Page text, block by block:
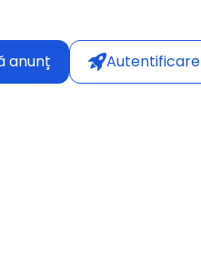
anunț Autentificare